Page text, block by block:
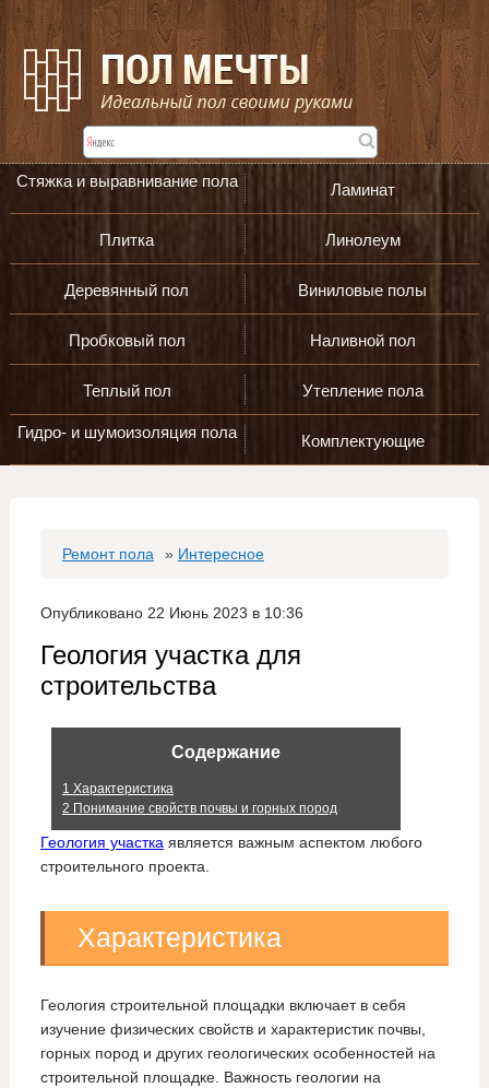
Стяжка и выравнивание пола Ламинат
Плитка Линолеум
Деревянный пол Виниловые полы
Пробковый пол Наливной пол
Теплый пол Утепление пола
Гидро- и шумоизоляция пола Комплектующие
Ремонт пола » Интересное
Опубликовано 22 Июнь 2023 в 10:36
Геология участка для
строительства
Содержание
1 Характеристика
2 Понимание свойств почвы и горных пород
Геология участкаявляется важным аспектом любого
строительного проекта.
Характеристика
Геология строительной площадки включает в себя
изучение физических свойств и характеристик почвы,
горных пород и других геологических особенностей на
строительной площадке. Важность геологии на